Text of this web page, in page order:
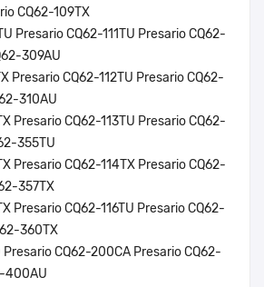
CQ62-109TX
Presario CQ62-111TU Presario CQ62-
309AU
Presario CQ62-112TU Presario CQ62-
310AU
Presario CQ62-113TU Presario CQ62-
355TU
Presario CQ62-114TX Presario CQ62-
357TX
Presario CQ62-116TU Presario CQ62-
360TX
CQ62-200CA Presario CQ62-
400AU